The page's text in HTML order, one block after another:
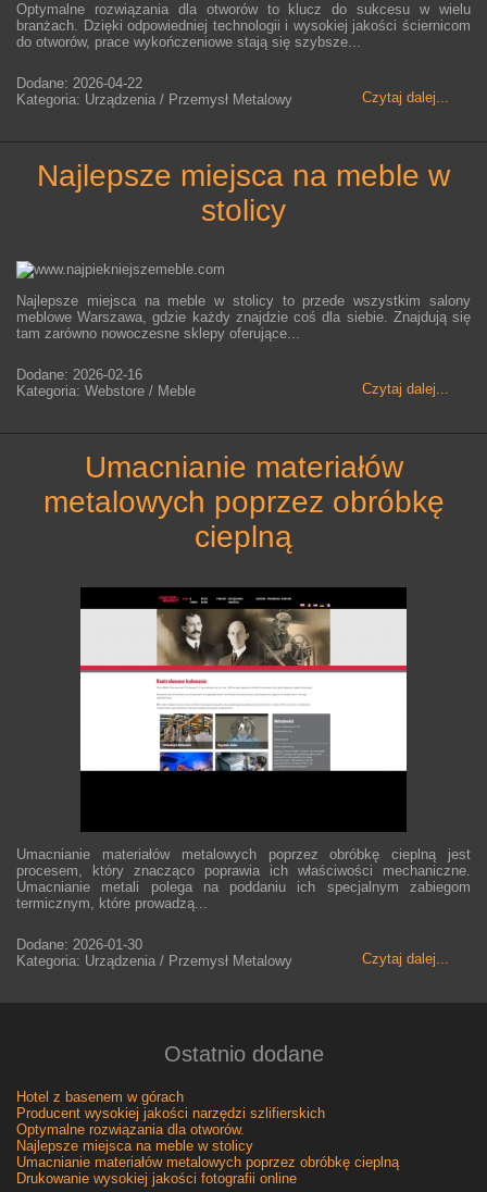
Optymalne rozwiązania dla otworów to klucz do sukcesu w wielu
branżach. Dzięki odpowiedniej technologii i wysokiej jakości ściernicom
do otworów, prace wykończeniowe stają się szybsze...
Czytaj dalej...
Dodane: 2026-04-22
Kategoria: Urządzenia / Przemysł Metalowy
najlepsze miejsca na meble w
stolicy
Najlepsze miejsca na meble w stolicy to przede wszystkim salony
meblowe Warszawa, gdzie każdy znajdzie coś dla siebie. Znajdują się
tam zarówno nowoczesne sklepy oferujące...
Czytaj dalej...
Dodane: 2026-02-16
Kategoria: Webstore / Meble
umacnianie materiałów
metalowych poprzez obróbkę
cieplną
Umacnianie materiałów metalowych poprzez obróbkę cieplną jest
procesem, który znacząco poprawia ich właściwości mechaniczne.
Umacnianie metali polega na poddaniu ich specjalnym zabiegom
termicznym, które prowadzą...
Czytaj dalej...
Dodane: 2026-01-30
Kategoria: Urządzenia / Przemysł Metalowy
Ostatnio dodane
Hotel z basenem w górach
Producent wysokiej jakości narzędzi szlifierskich
Optymalne rozwiązania dla otworów.
Najlepsze miejsca na meble w stolicy
Umacnianie materiałów metalowych poprzez obróbkę cieplną
Drukowanie wysokiej jakości fotografii online